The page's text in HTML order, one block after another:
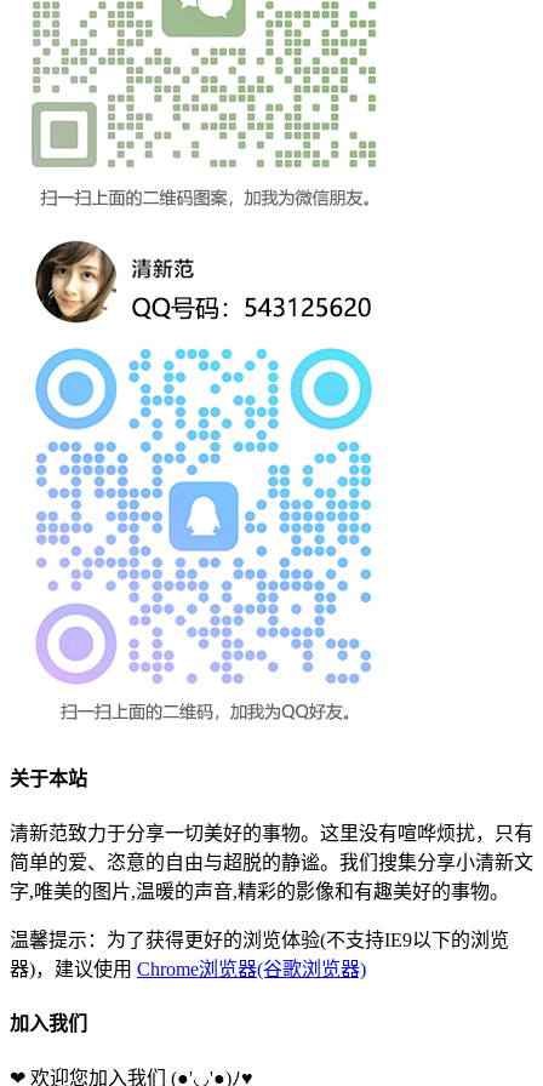
关于本站
清新范致力于分享一切美好的事物。这里没有喧哗烦扰，只有
简单的爱、恣意的自由与超脱的静谧。我们搜集分享小清新文
字,唯美的图片,温暖的声音,精彩的影像和有趣美好的事物。
温馨提示：为了获得更好的浏览体验(不支持IE9以下的浏览
器)，建议使用 Chrome浏览器(谷歌浏览器)
加入我们
❤ 欢迎您加入我们 (●'◡'●)ﾉ♥